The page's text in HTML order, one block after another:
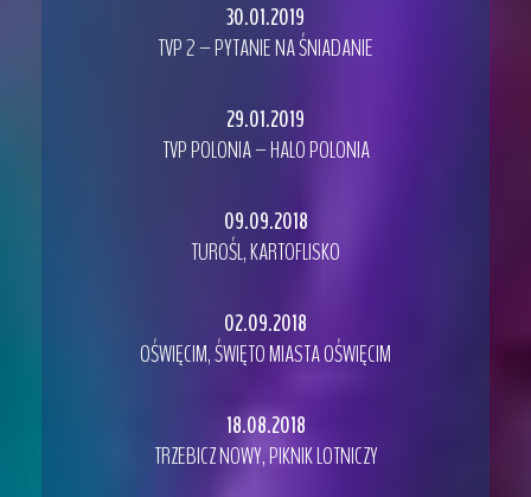
30.01.2019
TVP 2 – PYTANIE NA ŚNIADANIE
29.01.2019
TVP POLONIA – HALO POLONIA
09.09.2018
TUROŚL, KARTOFLISKO
02.09.2018
OŚWIĘCIM, ŚWIĘTO MIASTA OŚWIĘCIM
18.08.2018
TRZEBICZ NOWY, PIKNIK LOTNICZY